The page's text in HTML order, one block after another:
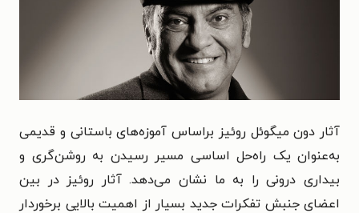
آثار دون میگوئل روئیز براساس آموزه‌های باستانی و قدیمی
به‌عنوان یک راه‌حل اساسی مسیر رسیدن به روشن‌گری و
بیداری درونی را به ما نشان می‌دهد. آثار روئیز در بین
اعضای جنبش تفکرات جدید بسیار از اهمیت بالایی برخوردار